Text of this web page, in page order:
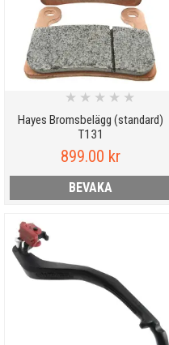
Hayes Bromsbelägg (standard)
T131
★ ★ ★ ★ ★
899.00 kr
BEVAKA